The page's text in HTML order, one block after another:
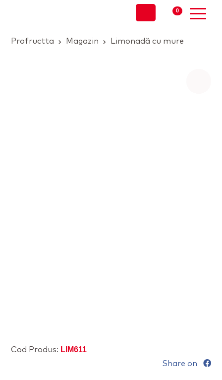
0
Profructta Magazin Limonadă cu mure
Cod Produs: LIM611
Share on